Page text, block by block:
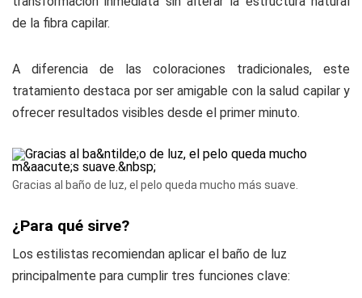
de la fibra capilar.
A diferencia de las coloraciones tradicionales, este
tratamiento destaca por ser amigable con la salud capilar y
ofrecer resultados visibles desde el primer minuto.
Gracias al baño de luz, el pelo queda mucho más suave.
¿Para qué sirve?
Los estilistas recomiendan aplicar el baño de luz
principalmente para cumplir tres funciones clave: